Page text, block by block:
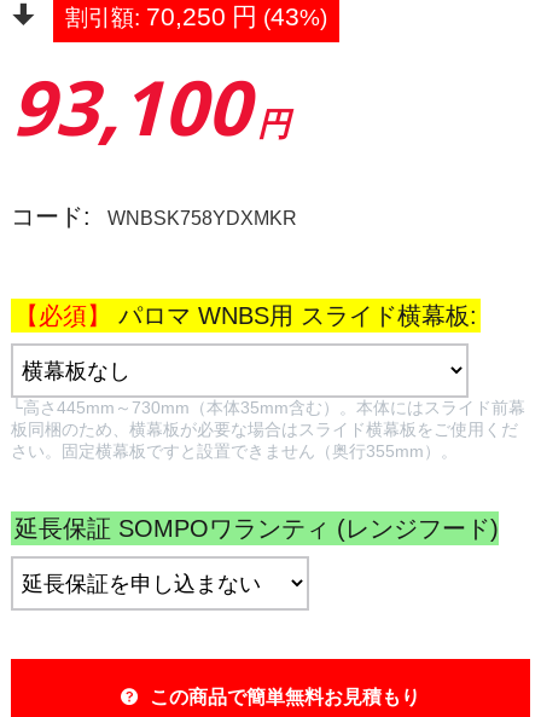
割引額: 70,250 円 (43%)
93,100 円
コード: WNBSK758YDXMKR
パロマ WNBS用 スライド横幕板:
└高さ445mm～730mm（本体35mm含む）。本体にはスライド前幕
板同梱のため、横幕板が必要な場合はスライド横幕板をご使用くだ
さい。固定横幕板ですと設置できません（奥行355mm）。
延長保証 SOMPOワランティ (レンジフード)
:
この商品で簡単無料お見積もり